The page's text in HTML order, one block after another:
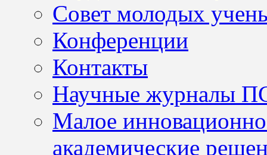
Совет молодых
Конференции
Контакты
Научные журналы
Малое
академические